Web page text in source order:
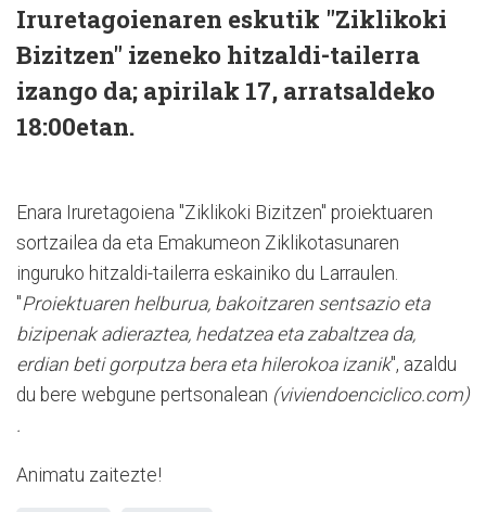
Iruretagoienaren eskutik "Ziklikoki
Bizitzen" izeneko hitzaldi-tailerra
izango da; apirilak 17, arratsaldeko
18:00etan.
Enara Iruretagoiena "Ziklikoki Bizitzen" proiektuaren
sortzailea da eta Emakumeon Ziklikotasunaren
inguruko hitzaldi-tailerra eskainiko du Larraulen.
"Proiektuaren helburua, bakoitzaren sentsazio eta
bizipenak adieraztea, hedatzea eta zabaltzea da,
erdian beti gorputza bera eta hilerokoa izanik", azaldu
du bere webgune pertsonalean (viviendoenciclico.com)
.
Animatu zaitezte!